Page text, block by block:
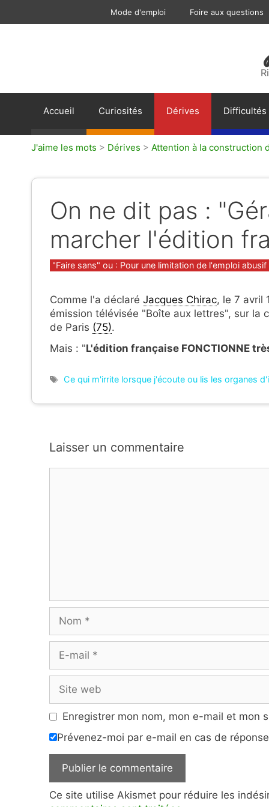
Mode d'emploi Foire aux questions
Accueil Curiosités Dérives Difficultés
J'aime les mots > Dérives > Attention à la construction
On ne dit pas :
marcher l'édition
Catégories
"Faire sans" ou : Pour une limitation de l'emploi
Comme l'a déclaré Jacques Chirac, le 7 avril
émission télévisée "Boîte aux lettres", sur la
de Paris (75).
Mais : "L'édition française FONCTIONNE
Étiquettes
Ce qui m'irrite lorsque j'écoute ou lis les organes
Laisser un commentaire
mail
web
Enregistrer mon nom, mon e-mail et mon
Prévenez-moi par e-mail en cas de
Ce site utilise Akismet pour réduire les